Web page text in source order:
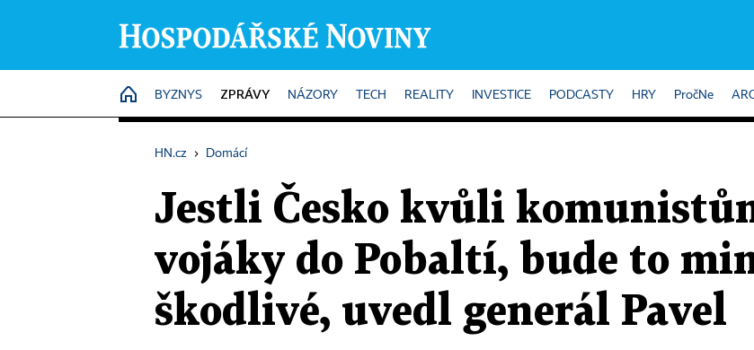
HOME
BYZNYS ZPRÁVY NÁZORY TECH REALITY INVESTICE PODCASTY HRY PročNe
HN.cz › Domácí
Jestli Česko kvůli
vojáky do Pobaltí, bude to
škodlivé, uvedl generál Pavel